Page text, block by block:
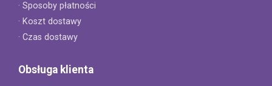
· Sposoby płatności
· Koszt dostawy
· Czas dostawy
Obsługa klienta